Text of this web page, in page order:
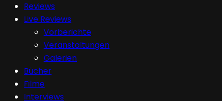
Reviews
Live Reviews
Vorberichte
Veranstaltungen
Galerien
Bücher
Filme
Interviews